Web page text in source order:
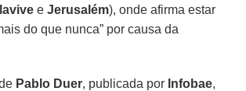
eJerusalém), onde afirma estar
do que nunca” por causa da
Pablo Duer, publicada por Infobae,